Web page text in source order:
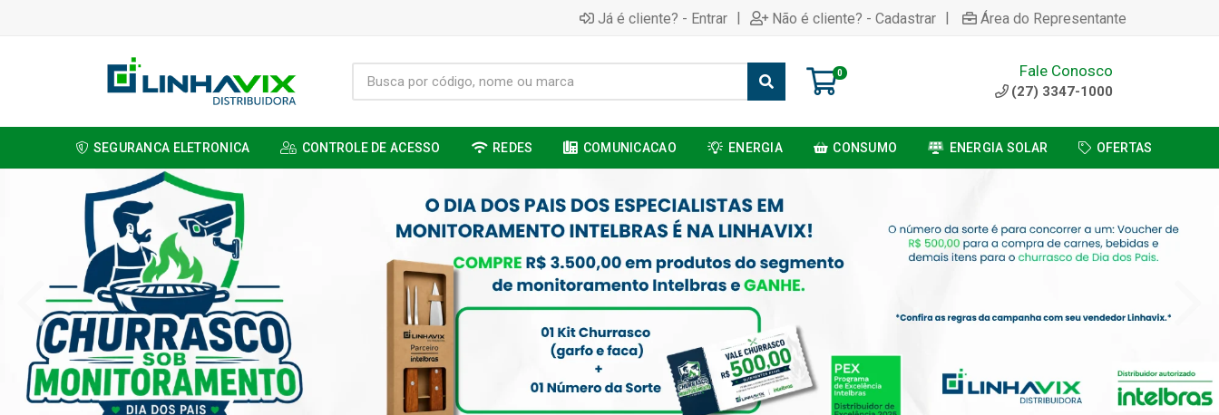
Já é cliente? - Entrar | Não é cliente? - Cadastrar | Área do Representante
0 Fale Conosco
(27) 3347-1000
SEGURANCA ELETRONICA CONTROLE DE ACESSO REDES COMUNICACAO ENERGIA CONSUMO ENERGIA SOLAR OFERTAS